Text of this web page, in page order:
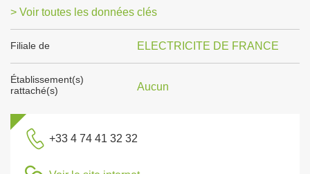
> Voir toutes les données clés
Filiale de ELECTRICITE DE FRANCE
Établissement(s)
rattaché(s)
Aucun
+33 4 74 41 32 32